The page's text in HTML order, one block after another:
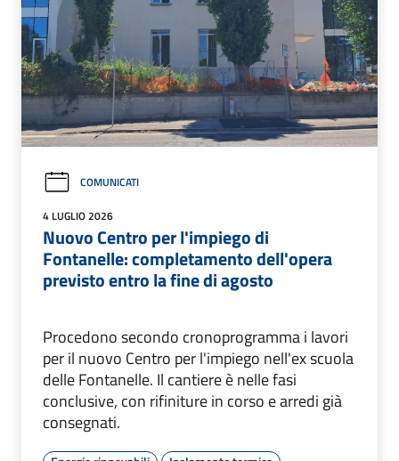
COMUNICATI
4 LUGLIO 2026
Nuovo Centro per l'impiego di
Fontanelle: completamento dell'opera
previsto entro la fine di agosto
Procedono secondo cronoprogramma i lavori
per il nuovo Centro per l'impiego nell'ex scuola
delle Fontanelle. Il cantiere è nelle fasi
conclusive, con rifiniture in corso e arredi già
consegnati.